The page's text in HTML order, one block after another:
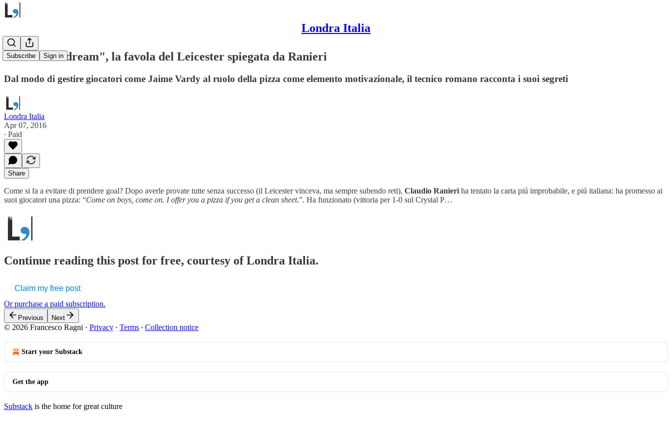
Londra Italia
Subscribe Sign in
"We do not dream", la favola del Leicester spiegata da Ranieri
Dal modo di gestire giocatori come Jaime Vardy al ruolo della pizza come elemento motivazionale, il tecnico romano racconta i suoi segreti
Londra Italia
Apr 07, 2016
∙ Paid
Share
Come si fa a evitare di prendere goal? Dopo averle provate tutte senza successo (il Leicester vinceva, ma sempre subendo reti), Claudio Ranieri ha tentato la carta piú improbabile, e piú italiana: ha promesso ai
suoi giocatori una pizza: “Come on boys, come on. I offer you a pizza if you get a clean sheet.”. Ha funzionato (vittoria per 1-0 sul Crystal P…
Continue reading this post for free, courtesy of Londra Italia.
Claim my free post
Or purchase a paid subscription.
Previous Next
© 2026 Francesco Ragni · Privacy ∙ Terms ∙ Collection notice
Start your Substack
Get the app
Substack is the home for great culture